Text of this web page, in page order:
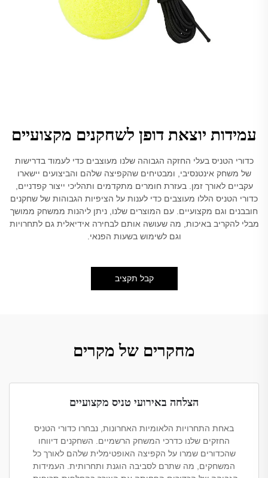
עמידות יוצאת דופן לשחקנים מקצועיים
כדורי הטניס בעלי החזקה הגבוהה שלנו מעוצבים כדי לעמוד בדרישות
של משחק אינטנסיבי, ומבטיחים שהקפיצה שלהם והביצועים יישארו
עקביים לאורך זמן. בעזרת חומרים מתקדמים ותהליכי ייצור קפדניים,
כדורי הטניס הללו מעוצבים כדי לענות על הציפיות הגבוהות של שחקנים
חובבנים וגם מקצועיים. עם המוצרים שלנו, ניתן ליהנות ממשחק ממושך
מבלי להקריב באיכות, מה שעושה אותם לבחירה אידיאלית גם לתחרויות
וגם לשימוש בשעות הפנאי.
קבל תקציב
מחקרים של מקרים
הצלחה באירועי טניס מקצועיים
באחת התחרויות הלאומיות האחרונות, נבחרו כדורי הטניס
החזקים שלנו כדרכי המשחק הרשמיים. השחקנים דיווחו
שהכדורים שמרו על הקפיצה האופטימלית שלהם לאורך כל
המשחקים, מה שתרם לסביבה הוגנת ותחרותית. העמידות